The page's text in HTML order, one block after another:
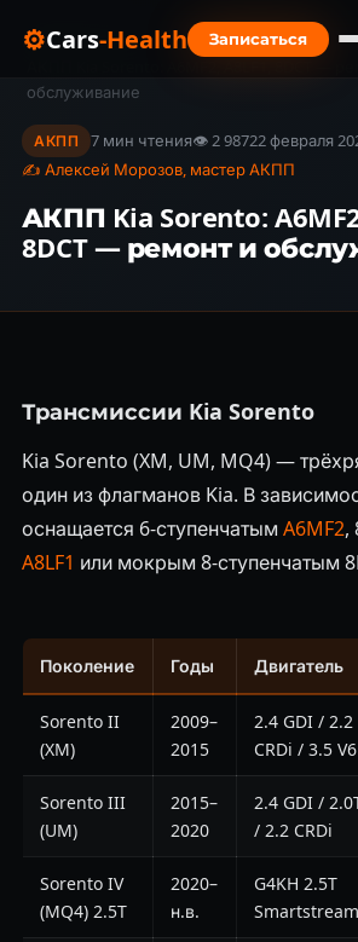
⚙Cars-Health Записаться
Главная › Блог ›
обслуживание
АКПП 7 мин чтения👁 2 98722 февраля
✍ Алексей Морозов, мастер АКПП
АКПП Kia Sorento:
8DCT — ремонт и
Трансмиссии Kia Sorento
Kia Sorento (XM, UM, MQ4) —
один из флагманов Kia. В
оснащается 6-ступенчатым A6MF2,
A8LF1 или мокрым 8-ступенчатым
Поколение Годы Двигатель
Sorento II
(XM)
2009–
2015
2.4 GDI / 2.2
CRDi / 3.5 V6
Sorento III
(UM)
2015–
2020
2.4 GDI /
/ 2.2 CRDi
Sorento IV
(MQ4) 2.5T
2020–
н.в.
G4KH 2.5T
Smartstream